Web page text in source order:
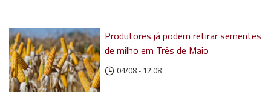
Produtores já podem retirar sementes
de milho em Três de Maio
04/08 - 12:08